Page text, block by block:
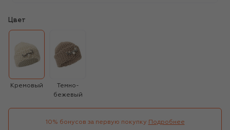
Цвет
Кремовый
Темно-
бежевый
10% бонусов за первую покупку Подробнее